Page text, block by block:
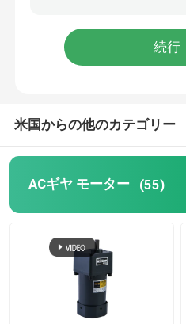
電動機の変速機
電気ドラム モーター
電気ACモーター
電気DCモーター
米国からの他のカテゴリー
ACギヤ モーター (55)